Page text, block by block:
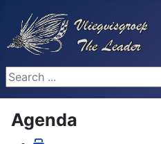
Search ...
Agenda